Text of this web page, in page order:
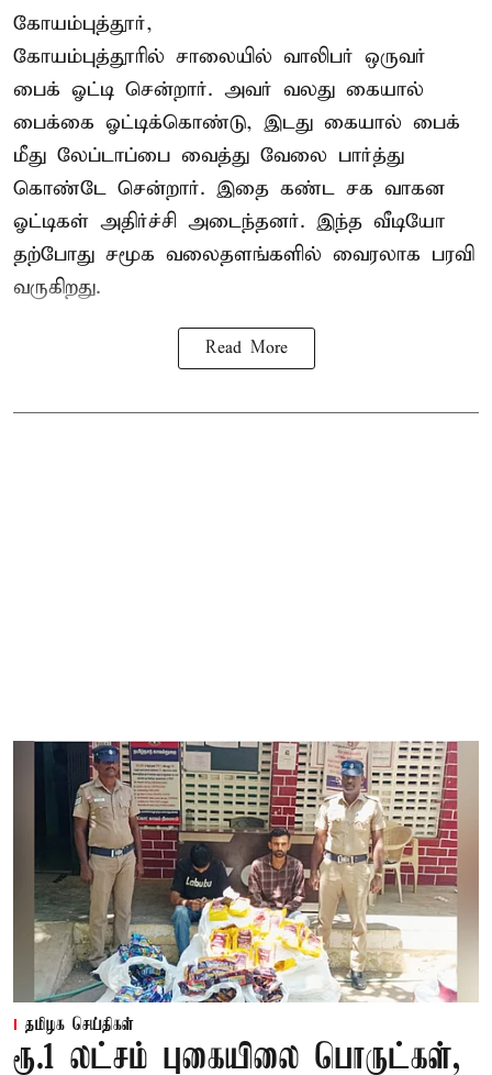
கோயம்புத்தூர்,
கோயம்புத்தூரில் சாலையில் வாலிபர் ஒருவர்
பைக் ஓட்டி சென்றார். அவர் வலது கையால்
பைக்கை ஓட்டிக்கொண்டு, இடது கையால் பைக்
மீது லேப்டாப்பை வைத்து வேலை பார்த்து
கொண்டே சென்றார். இதை கண்ட சக வாகன
ஓட்டிகள் அதிர்ச்சி அடைந்தனர். இந்த வீடியோ
தற்போது சமூக வலைதளங்களில் வைரலாக பரவி
வருகிறது.
Read More
தமிழக செய்திகள்
ரூ.1 லட்சம் புகையிலை பொருட்கள்,